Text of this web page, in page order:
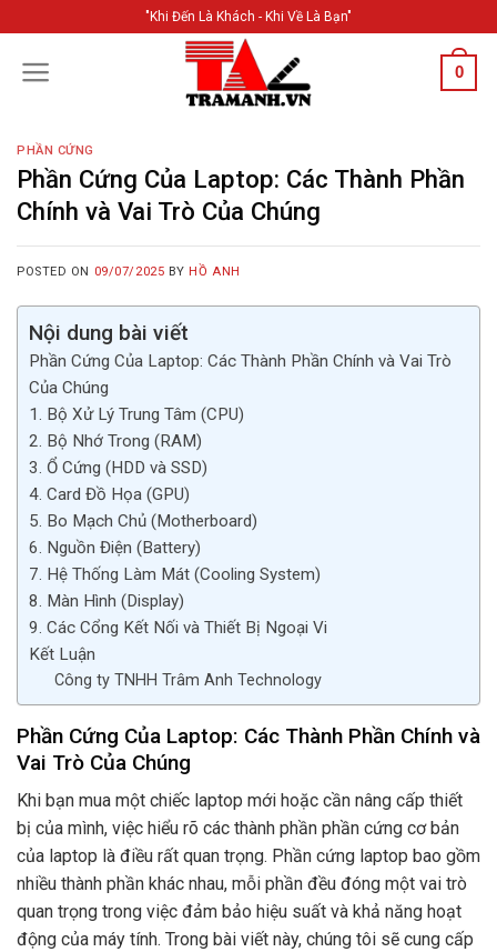
content
"Khi Đến Là Khách - Khi Về Là Bạn"
0
PHẦN CỨNG
Phần Cứng Của Laptop: Các Thành Phần
Chính và Vai Trò Của Chúng
POSTED ON 09/07/2025 BY HỒ ANH
Nội dung bài viết
Phần Cứng Của Laptop: Các Thành Phần Chính và Vai Trò
Của Chúng
1. Bộ Xử Lý Trung Tâm (CPU)
2. Bộ Nhớ Trong (RAM)
3. Ổ Cứng (HDD và SSD)
4. Card Đồ Họa (GPU)
5. Bo Mạch Chủ (Motherboard)
6. Nguồn Điện (Battery)
7. Hệ Thống Làm Mát (Cooling System)
8. Màn Hình (Display)
9. Các Cổng Kết Nối và Thiết Bị Ngoại Vi
Kết Luận
Công ty TNHH Trâm Anh Technology
Phần Cứng Của Laptop: Các Thành Phần Chính và
Vai Trò Của Chúng
Khi bạn mua một chiếc laptop mới hoặc cần nâng cấp thiết
bị của mình, việc hiểu rõ các thành phần phần cứng cơ bản
của laptop là điều rất quan trọng. Phần cứng laptop bao gồm
nhiều thành phần khác nhau, mỗi phần đều đóng một vai trò
quan trọng trong việc đảm bảo hiệu suất và khả năng hoạt
động của máy tính. Trong bài viết này, chúng tôi sẽ cung cấp